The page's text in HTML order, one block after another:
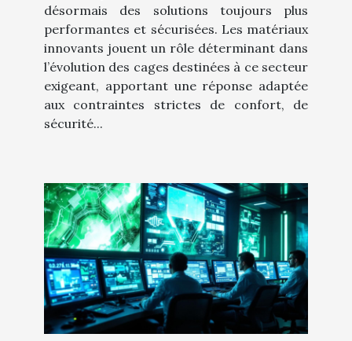
désormais des solutions toujours plus
performantes et sécurisées. Les matériaux
innovants jouent un rôle déterminant dans
l’évolution des cages destinées à ce secteur
exigeant, apportant une réponse adaptée
aux contraintes strictes de confort, de
sécurité...